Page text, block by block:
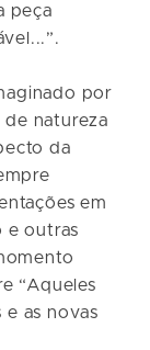
peça
por
de natureza
da
em
e outras
“Aqueles
e as novas